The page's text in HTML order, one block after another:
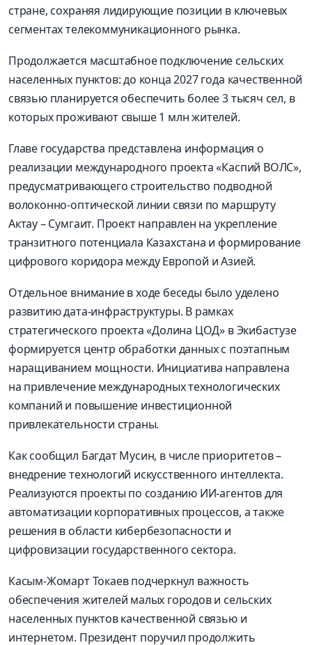
стране, сохраняя лидирующие позиции в ключевых
сегментах телекоммуникационного рынка.
Продолжается масштабное подключение сельских
населенных пунктов: до конца 2027 года качественной
связью планируется обеспечить более 3 тысяч сел, в
которых проживают свыше 1 млн жителей.
Главе государства представлена информация о
реализации международного проекта «Каспий ВОЛС»,
предусматривающего строительство подводной
волоконно-оптической линии связи по маршруту
Актау – Сумгаит. Проект направлен на укрепление
транзитного потенциала Казахстана и формирование
цифрового коридора между Европой и Азией.
Отдельное внимание в ходе беседы было уделено
развитию дата-инфраструктуры. В рамках
стратегического проекта «Долина ЦОД» в Экибастузе
формируется центр обработки данных с поэтапным
наращиванием мощности. Инициатива направлена
на привлечение международных технологических
компаний и повышение инвестиционной
привлекательности страны.
Как сообщил Багдат Мусин, в числе приоритетов –
внедрение технологий искусственного интеллекта.
Реализуются проекты по созданию ИИ-агентов для
автоматизации корпоративных процессов, а также
решения в области кибербезопасности и
цифровизации государственного сектора.
Касым-Жомарт Токаев подчеркнул важность
обеспечения жителей малых городов и сельских
населенных пунктов качественной связью и
интернетом. Президент поручил продолжить